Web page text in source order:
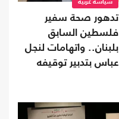
سياسة عربية
تدهور صحة سفير
فلسطين السابق
بلبنان.. واتهامات لنجل
عباس بتدبير توقيفه